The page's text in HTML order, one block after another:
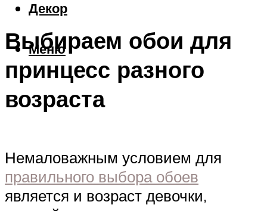
Декор
Меню
Выбираем обои для
принцесс разного
возраста
Немаловажным условием для
правильного выбора обоев
является и возраст девочки,